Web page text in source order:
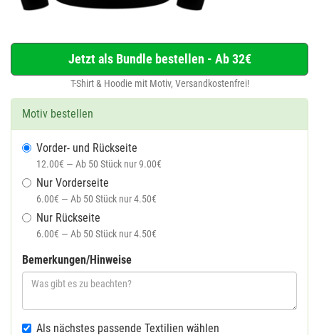
Jetzt als Bundle bestellen - Ab 32€
T-Shirt & Hoodie mit Motiv, Versandkostenfrei!
Motiv bestellen
Vorder- und Rückseite
12.00€ — Ab 50 Stück nur 9.00€
Nur Vorderseite
6.00€ — Ab 50 Stück nur 4.50€
Nur Rückseite
6.00€ — Ab 50 Stück nur 4.50€
Bemerkungen/Hinweise
Als nächstes passende Textilien wählen